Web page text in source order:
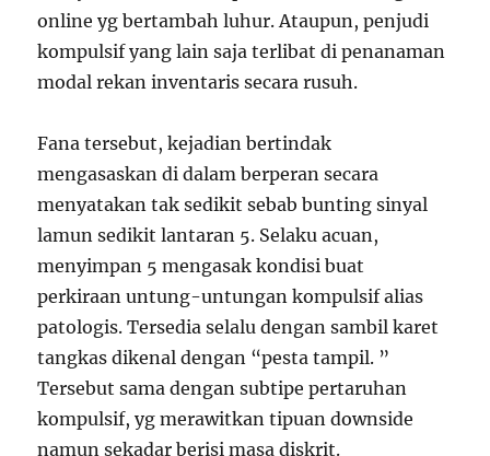
online yg bertambah luhur. Ataupun, penjudi
kompulsif yang lain saja terlibat di penanaman
modal rekan inventaris secara rusuh.
Fana tersebut, kejadian bertindak
mengasaskan di dalam berperan secara
menyatakan tak sedikit sebab bunting sinyal
lamun sedikit lantaran 5. Selaku acuan,
menyimpan 5 mengasak kondisi buat
perkiraan untung-untungan kompulsif alias
patologis. Tersedia selalu dengan sambil karet
tangkas dikenal dengan “pesta tampil. ”
Tersebut sama dengan subtipe pertaruhan
kompulsif, yg merawitkan tipuan downside
namun sekadar berisi masa diskrit.